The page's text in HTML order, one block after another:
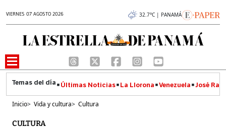
VIERNES 07 AGOSTO 2026 32.7°C | PANAMÁ
Últimas Noticias La Llorona Venezuela José
Inicio> Vida y cultura> Cultura
CULTURA